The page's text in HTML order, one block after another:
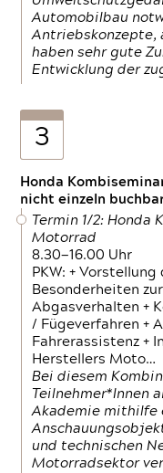
Automobilbau
Antriebskonzepte,
haben sehr gute
Entwicklung der
3
Honda
nicht einzeln
Termin 1/2: Honda
Motorrad
8.30—16.00 Uhr
PKW: +
Besonderheiten
Abgasverhalten +
/ Fügeverfahren +
Fahrerassistenz +
Herstellers Moto…
Bei diesem
Teilnehmer*Innen
Akademie mithilfe
und technischen
Motorradsektor